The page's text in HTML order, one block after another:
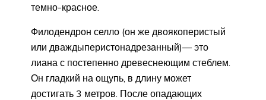
темно-красное.
Филодендрон селло (он же двоякоперистый
или дваждыперистонадрезанный)— это
лиана с постепенно древеснеющим стеблем.
Он гладкий на ощупь, в длину может
достигать 3 метров. После опадающих